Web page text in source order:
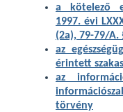
a kötelező
1997. évi
(2a), 79-79/A.
az
érintett
az
törvény